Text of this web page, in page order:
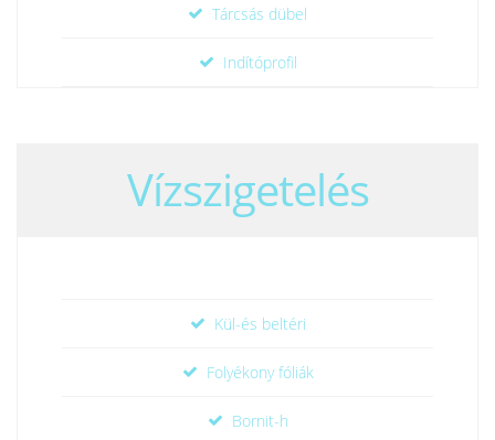
Tárcsás dübel
Indítóprofil
Vízszigetelés
Kül-és beltéri
Folyékony fóliák
Bornit-h